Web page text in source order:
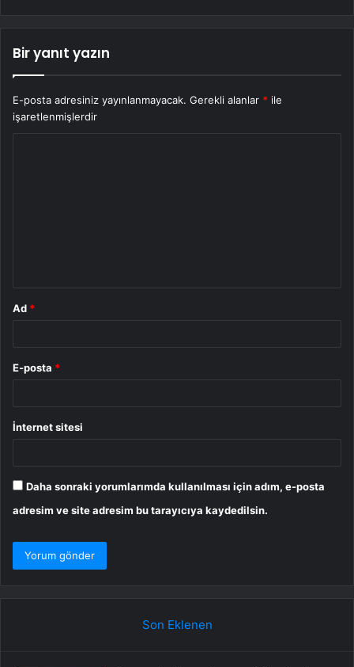
Bir yanıt yazın
E-posta adresiniz yayınlanmayacak. Gerekli alanlar * ile
işaretlenmişlerdir
Ad *
E-posta *
İnternet sitesi
Daha sonraki yorumlarımda kullanılması için adım, e-posta
adresim ve site adresim bu tarayıcıya kaydedilsin.
Son Eklenen